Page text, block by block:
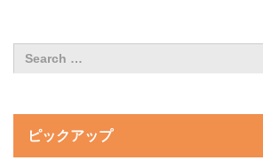
ピックアップ